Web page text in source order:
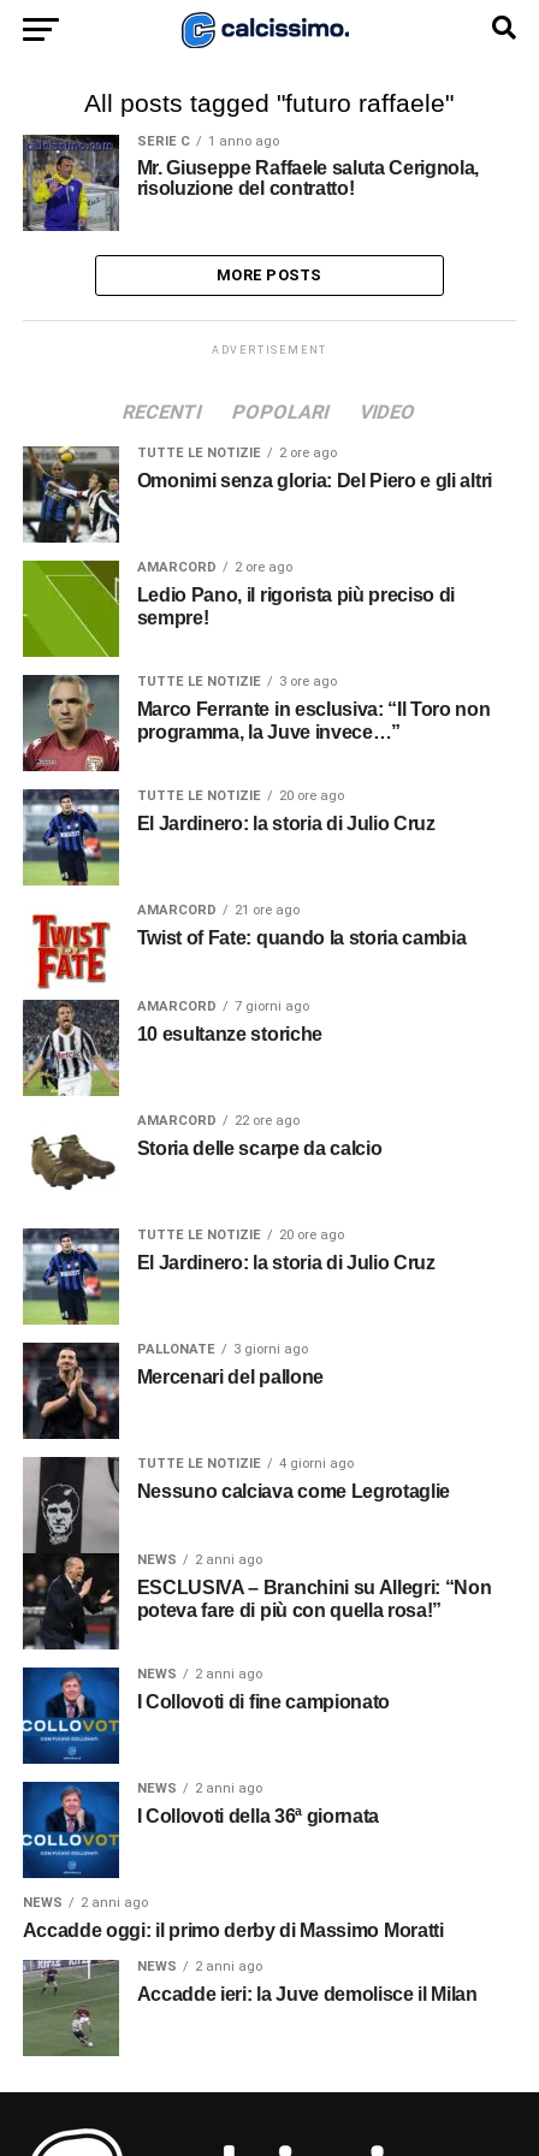
All posts tagged "futuro raffaele"
SERIE C 1 anno ago
Mr. Giuseppe Raffaele saluta Cerignola,
risoluzione del contratto!
MORE POSTS
ADVERTISEMENT
RECENTI POPOLARI VIDEO
TUTTE LE NOTIZIE 2 ore ago
Omonimi senza gloria: Del Piero e gli altri
AMARCORD 2 ore ago
Ledio Pano, il rigorista più preciso di
sempre!
TUTTE LE NOTIZIE 3 ore ago
Marco Ferrante in esclusiva: “Il Toro non
programma, la Juve invece…”
TUTTE LE NOTIZIE 20 ore ago
El Jardinero: la storia di Julio Cruz
AMARCORD 21 ore ago
Twist of Fate: quando la storia cambia
AMARCORD 7 giorni ago
10 esultanze storiche
AMARCORD 22 ore ago
Storia delle scarpe da calcio
TUTTE LE NOTIZIE 20 ore ago
El Jardinero: la storia di Julio Cruz
PALLONATE 3 giorni ago
Mercenari del pallone
TUTTE LE NOTIZIE 4 giorni ago
Nessuno calciava come Legrotaglie
NEWS 2 anni ago
ESCLUSIVA – Branchini su Allegri: “Non
poteva fare di più con quella rosa!”
NEWS 2 anni ago
I Collovoti di fine campionato
NEWS 2 anni ago
I Collovoti della 36ª giornata
NEWS 2 anni ago
Accadde oggi: il primo derby di Massimo Moratti
NEWS 2 anni ago
Accadde ieri: la Juve demolisce il Milan